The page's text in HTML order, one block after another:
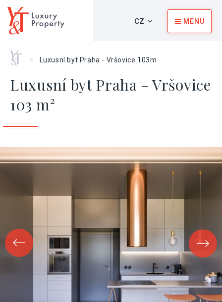
CZ MENU
Home
> Luxusní byt Praha - Vršovice 103m
Luxusní byt Praha - Vršovice
103 m²